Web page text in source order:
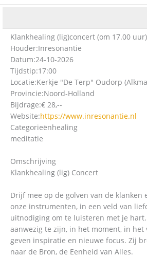
Klankhealing (lig)concert (om 17.00 uur)
Houder:Inresonantie
Datum:24-10-2026
Tijdstip:17:00
Locatie:Kerkje "De Terp" Oudorp
Provincie:Noord-Holland
Bijdrage:€ 28,--
Website:https://www.inresonantie.nl
Categorieënhealing
meditatie
Omschrijving
Klankhealing (lig) Concert
Drijf mee op de golven van de klanken
onze instrumenten, in een veld van
uitnodiging om te luisteren met je hart.
aanwezig te zijn, in het moment, in het
geven inspiratie en nieuwe focus. Zij
naar de Bron, de Eenheid van Alles.